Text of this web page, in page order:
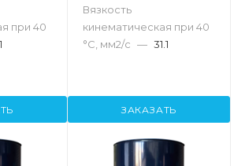
при 40
Вязкость
кинематическая при 40
°С, мм2/с — 31.1
ЗАКАЗАТЬ